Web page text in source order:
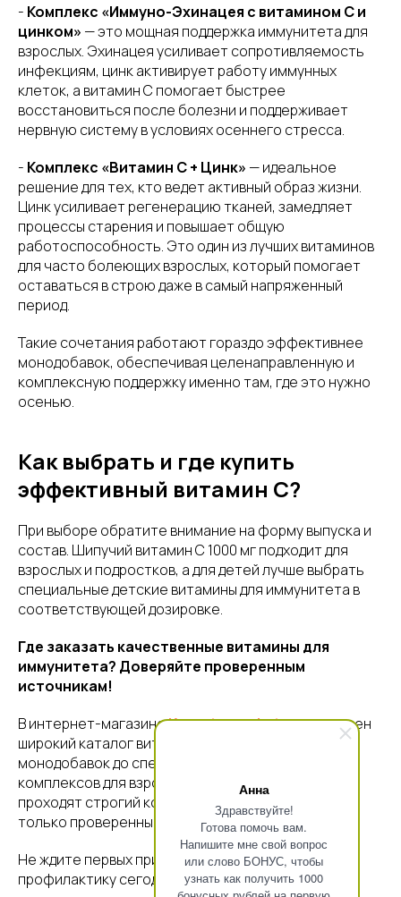
Анна
Здравствуйте!
Готова помочь вам.
Напишите мне свой вопрос
или слово БОНУС, чтобы
узнать как получить 1000
- Комплекс «Иммуно-Эхинацея с витамином С и
цинком» — это мощная поддержка иммунитета для
взрослых. Эхинацея усиливает сопротивляемость
инфекциям, цинк активирует работу иммунных
клеток, а витамин С помогает быстрее
восстановиться после болезни и поддерживает
нервную систему в условиях осеннего стресса.
- Комплекс «Витамин С + Цинк» — идеальное
решение для тех, кто ведет активный образ жизни.
Цинк усиливает регенерацию тканей, замедляет
процессы старения и повышает общую
работоспособность. Это один из лучших витаминов
для часто болеющих взрослых, который помогает
оставаться в строю даже в самый напряженный
период.
Такие сочетания работают гораздо эффективнее
монодобавок, обеспечивая целенаправленную и
комплексную поддержку именно там, где это нужно
осенью.
Как выбрать и где купить
эффективный витамин С?
При выборе обратите внимание на форму выпуска и
состав. Шипучий витамин С 1000 мг подходит для
взрослых и подростков, а для детей лучше выбрать
специальные детские витамины для иммунитета в
соответствующей дозировке.
Где заказать качественные витамины для
иммунитета? Доверяйте проверенным
источникам!
В интернет-магазинеKrasota.marketпредставлен
широкий каталог витаминов для иммунитета: от
монодобавок до специально разработанных
комплексов для взрослых и детей. Все продукты
проходят строгий контроль качества и содержат
только проверенные, безопасные компоненты.
Не ждите первых признаков простуды! Начните
профилактику сегодня.